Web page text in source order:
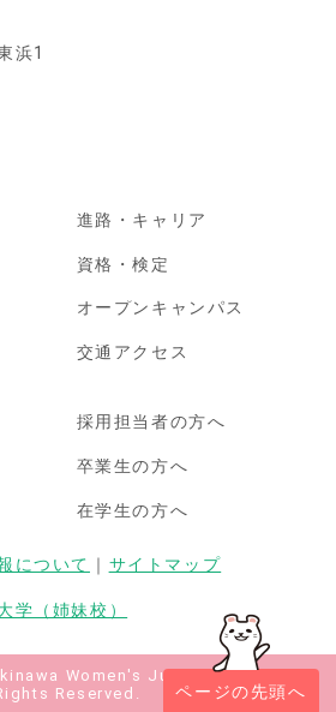
ページの先頭へ
浜1
進路・キャリア
資格・検定
オープンキャンパス
交通アクセス
採用担当者の方へ
卒業生の方へ
在学生の方へ
について ｜ サイトマップ
学（姉妹校）
Women's Junior College All
Reserved.